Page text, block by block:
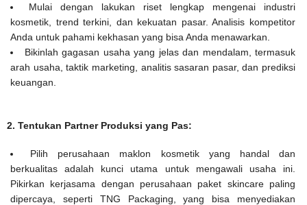
Mulai dengan lakukan riset lengkap mengenai industri
kosmetik, trend terkini, dan kekuatan pasar. Analisis kompetitor
Anda untuk pahami kekhasan yang bisa Anda menawarkan.
Bikinlah gagasan usaha yang jelas dan mendalam, termasuk
arah usaha, taktik marketing, analitis sasaran pasar, dan prediksi
keuangan.
2. Tentukan Partner Produksi yang Pas:
Pilih perusahaan maklon kosmetik yang handal dan
berkualitas adalah kunci utama untuk mengawali usaha ini.
Pikirkan kerjasama dengan perusahaan paket skincare paling
dipercaya, seperti TNG Packaging, yang bisa menyediakan